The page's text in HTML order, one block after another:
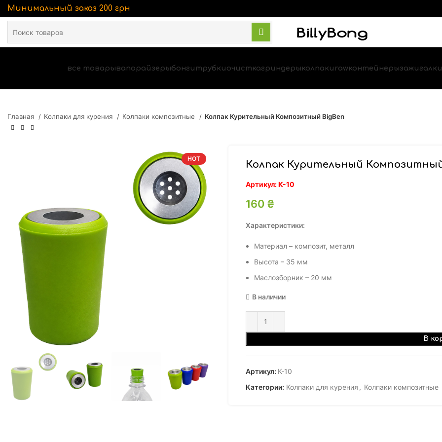
Минимальный заказ 200 грн
все товарывапорайзерыбонги трубкиочисткагриндерыколпаки rawконтейнерызажигалки
Главная Колпаки для курения Колпаки композитные Колпак Курительный Композитный BigBen
HOT
Колпак Курительный
Артикул:К-10
160 ₴
Характеристики:
Материал – композит, металл
Высота – 35 мм
Маслозборник – 20 мм
В наличии
В
Артикул: К-10
Категории: Колпаки для курения , Колпаки композитные